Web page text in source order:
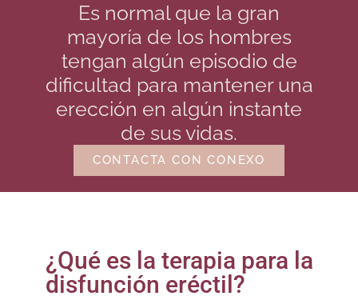
Es normal que la gran
mayoría de los hombres
tengan algún episodio de
dificultad para mantener una
erección en algún instante
de sus vidas.
CONTACTA CON CONEXO
¿Qué es la terapia para la
disfunción eréctil?